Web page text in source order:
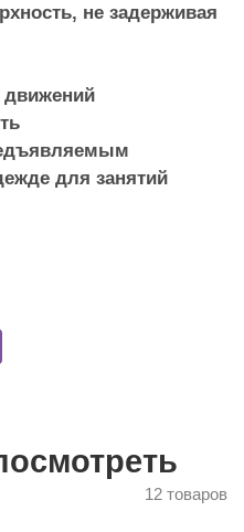
не задерживая
движений
для занятий
12 товаров